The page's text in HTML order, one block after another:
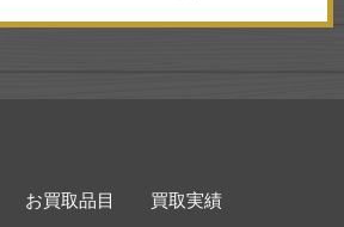
お買取品目 買取実績